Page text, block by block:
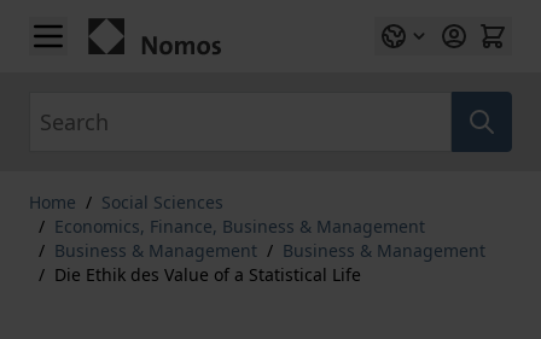
Skip to Content
Home / Social Sciences
/ Economics, Finance, Business & Management
/ Business & Management / Business & Management
/ Die Ethik des Value of a Statistical Life